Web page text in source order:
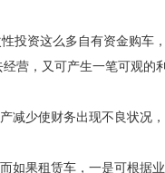
投资这么多自有资金购车
营，又可产生一笔可观的利
减少使财务出现不良状况
如果租赁车，一是可根据